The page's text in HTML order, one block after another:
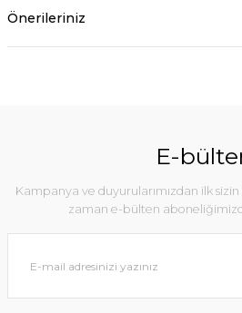
Önerileriniz
E-
Kampanya ve duyurularımızdan ilk
zaman e-bülten